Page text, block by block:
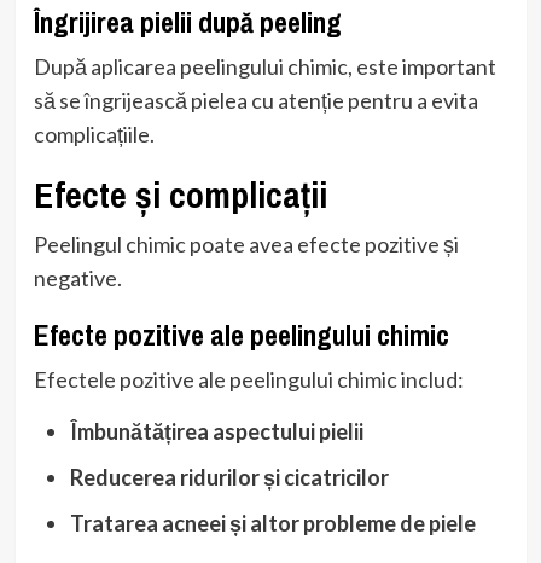
Îngrijirea pielii după peeling
După aplicarea peelingului chimic, este important
să se îngrijească pielea cu atenție pentru a evita
complicațiile.
Efecte și complicații
Peelingul chimic poate avea efecte pozitive și
negative.
Efecte pozitive ale peelingului chimic
Efectele pozitive ale peelingului chimic includ:
Îmbunătățirea aspectului pielii
Reducerea ridurilor și cicatricilor
Tratarea acneei și altor probleme de piele